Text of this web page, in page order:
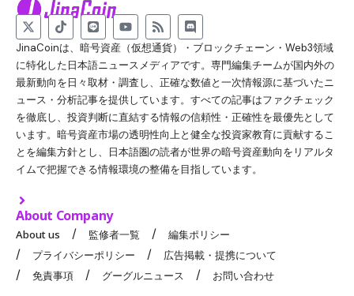
JinaCoinは、暗号資産（仮想通貨）・ブロックチェーン・Web3領域
に特化した日本語ニュースメディアです。専門編集チームが国内外の
最新動向を日々取材・調査し、正確な数値と一次情報源に基づいたニ
ュース・分析記事を提供しています。すべての記事はファクチェック
を徹底し、投資判断に直結する情報の信頼性・正確性を最優先として
います。暗号資産市場の透明性向上と健全な投資家教育に貢献するこ
とを編集方針とし、日本語圏の読者が世界の暗号資産動向をリアルタ
イムで把握できる情報環境の整備を目指しています。
About Company
About us 監修者一覧
編集ポリシー
プライバシーポリシー
広告掲載・提携について
免責事項
グーグルニュース お問い合わせ